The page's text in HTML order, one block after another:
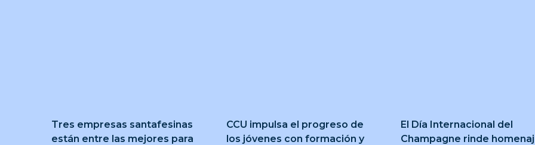
Tres empresas santafesinas
están entre las mejores para
CCU impulsa el progreso de
los jóvenes con formación y
El Día Internacional del
Champagne rinde